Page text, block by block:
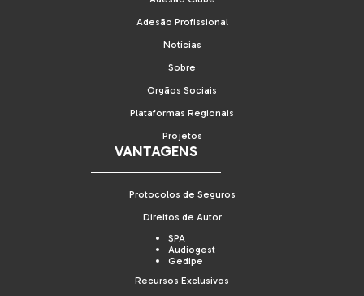
Adesão Profissional
Notícias
Sobre
Orgãos Sociais
Plataformas Regionais
Projetos
VANTAGENS
Protocolos de Seguros
Direitos de Autor
SPA
Audiogest
Gedipe
Recursos Exclusivos